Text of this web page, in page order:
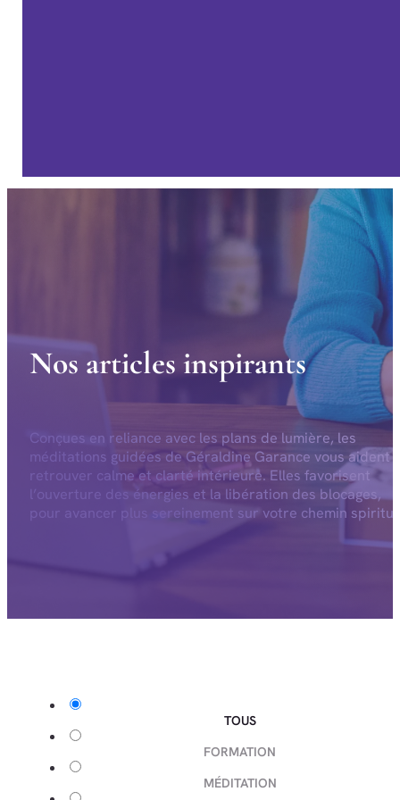
Nos articles inspirants
Conçues en reliance avec les plans de lumière, les
méditations guidées de Géraldine Garance vous aident
retrouver calme et clarté intérieure. Elles favorisent
l’ouverture des énergies et la libération des blocages,
pour avancer plus sereinement sur votre chemin
TOUS
FORMATION
MÉDITATION